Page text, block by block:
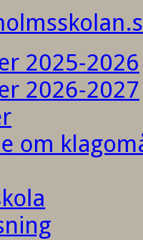
2025-2026
2026-2027
om